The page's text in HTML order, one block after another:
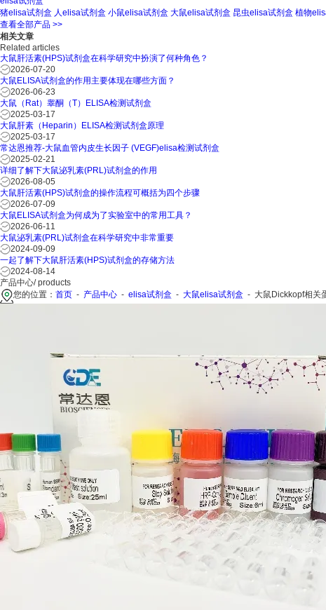
猪elisa试剂盒 人elisa试剂盒 小鼠elisa试剂盒 大鼠elisa试剂盒 昆虫elisa试剂盒 植物
查看全部产品 >>
相关文章
Related articles
大鼠肝活素(HPS)试剂盒在科学研究中扮演了何种角色？
2026-07-20
大鼠ELISA试剂盒的作用主要体现在哪些方面？
2026-06-23
大鼠（Rat）睾酮（T）ELISA检测试剂盒
2025-03-17
大鼠肝素（Heparin）ELISA检测试剂盒原理
2025-03-17
常达恩推荐-大鼠血管内皮生长因子 (VEGF)elisa检测试剂盒
2025-02-21
详细了解下大鼠泌乳素(PRL)试剂盒的作用
2026-08-05
大鼠肝活素(HPS)试剂盒的操作流程可概括为四个步骤
2026-07-09
大鼠ELISA试剂盒为何成为了实验室中的常用工具？
2026-06-11
大鼠泌乳素(PRL)试剂盒在科学研究中非常重要
2024-09-09
一起了解下大鼠肝活素(HPS)试剂盒的存储方法
2024-08-14
产品中心/ products
您的位置： 首页 - 产品中心 - elisa试剂盒 - 大鼠elisa试剂盒 - 大鼠Dickkopf相关